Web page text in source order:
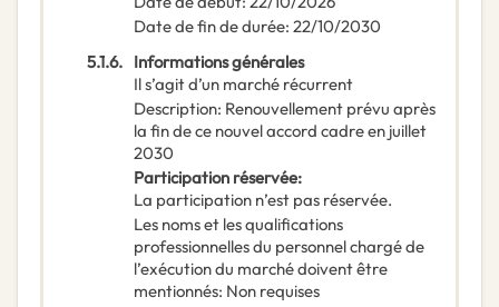
Date de fin de durée: 22/10/2030
5.1.6. Informations générales
Il s’agit d’un marché récurrent
Description: Renouvellement prévu après
la fin de ce nouvel accord cadre en juillet
2030
Participation réservée:
La participation n’est pas réservée.
Les noms et les qualifications
professionnelles du personnel chargé de
l’exécution du marché doivent être
mentionnés: Non requises